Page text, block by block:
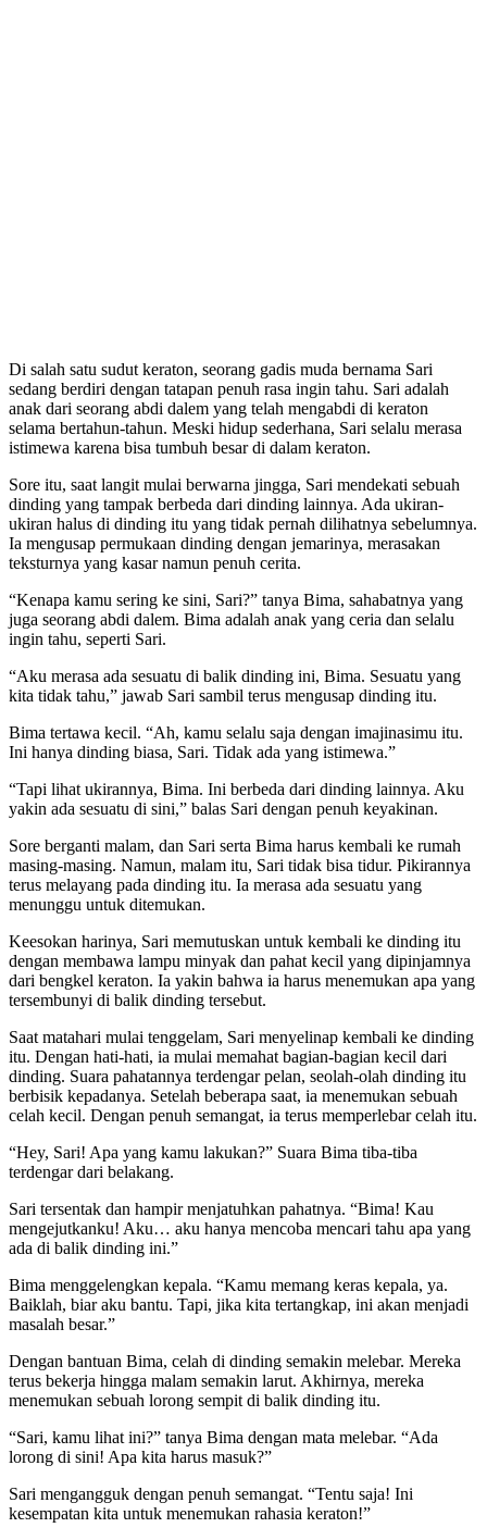
Di salah satu sudut keraton, seorang gadis muda bernama Sari
sedang berdiri dengan tatapan penuh rasa ingin tahu. Sari adalah
anak dari seorang abdi dalem yang telah mengabdi di keraton
selama bertahun-tahun. Meski hidup sederhana, Sari selalu merasa
istimewa karena bisa tumbuh besar di dalam keraton.
Sore itu, saat langit mulai berwarna jingga, Sari mendekati sebuah
dinding yang tampak berbeda dari dinding lainnya. Ada ukiran-
ukiran halus di dinding itu yang tidak pernah dilihatnya sebelumnya.
Ia mengusap permukaan dinding dengan jemarinya, merasakan
teksturnya yang kasar namun penuh cerita.
“Kenapa kamu sering ke sini, Sari?” tanya Bima, sahabatnya yang
juga seorang abdi dalem. Bima adalah anak yang ceria dan selalu
ingin tahu, seperti Sari.
“Aku merasa ada sesuatu di balik dinding ini, Bima. Sesuatu yang
kita tidak tahu,” jawab Sari sambil terus mengusap dinding itu.
Bima tertawa kecil. “Ah, kamu selalu saja dengan imajinasimu itu.
Ini hanya dinding biasa, Sari. Tidak ada yang istimewa.”
“Tapi lihat ukirannya, Bima. Ini berbeda dari dinding lainnya. Aku
yakin ada sesuatu di sini,” balas Sari dengan penuh keyakinan.
Sore berganti malam, dan Sari serta Bima harus kembali ke rumah
masing-masing. Namun, malam itu, Sari tidak bisa tidur. Pikirannya
terus melayang pada dinding itu. Ia merasa ada sesuatu yang
menunggu untuk ditemukan.
Keesokan harinya, Sari memutuskan untuk kembali ke dinding itu
dengan membawa lampu minyak dan pahat kecil yang dipinjamnya
dari bengkel keraton. Ia yakin bahwa ia harus menemukan apa yang
tersembunyi di balik dinding tersebut.
Saat matahari mulai tenggelam, Sari menyelinap kembali ke dinding
itu. Dengan hati-hati, ia mulai memahat bagian-bagian kecil dari
dinding. Suara pahatannya terdengar pelan, seolah-olah dinding itu
berbisik kepadanya. Setelah beberapa saat, ia menemukan sebuah
celah kecil. Dengan penuh semangat, ia terus memperlebar celah itu.
“Hey, Sari! Apa yang kamu lakukan?” Suara Bima tiba-tiba
terdengar dari belakang.
Sari tersentak dan hampir menjatuhkan pahatnya. “Bima! Kau
mengejutkanku! Aku… aku hanya mencoba mencari tahu apa yang
ada di balik dinding ini.”
Bima menggelengkan kepala. “Kamu memang keras kepala, ya.
Baiklah, biar aku bantu. Tapi, jika kita tertangkap, ini akan menjadi
masalah besar.”
Dengan bantuan Bima, celah di dinding semakin melebar. Mereka
terus bekerja hingga malam semakin larut. Akhirnya, mereka
menemukan sebuah lorong sempit di balik dinding itu.
“Sari, kamu lihat ini?” tanya Bima dengan mata melebar. “Ada
lorong di sini! Apa kita harus masuk?”
Sari mengangguk dengan penuh semangat. “Tentu saja! Ini
kesempatan kita untuk menemukan rahasia keraton!”